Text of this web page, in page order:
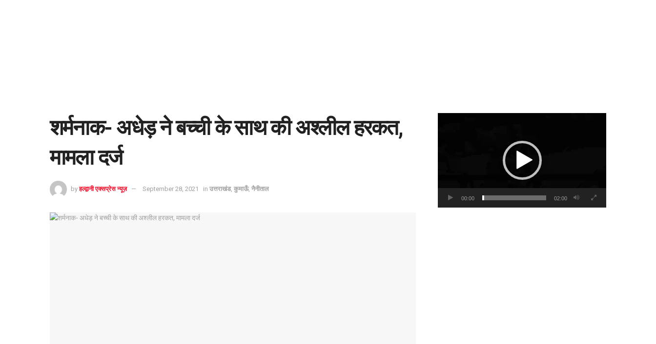
शर्मनाक- अधेड़ ने बच्ची के साथ की अश्लील हरकत,
मामला दर्ज
by हल्द्वानी एक्सप्रेस न्यूज़ September 28, 2021 in उत्तराखंड, कुमाऊँ, नैनीताल
00:00 02:00